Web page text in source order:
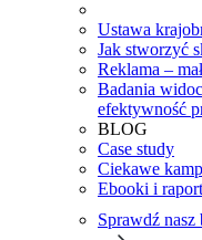
Ustawa
Jak stworzyć
Reklama –
Badania
efektywność
BLOG
Case study
Ciekawe
Ebooki i
Sprawdź nasz